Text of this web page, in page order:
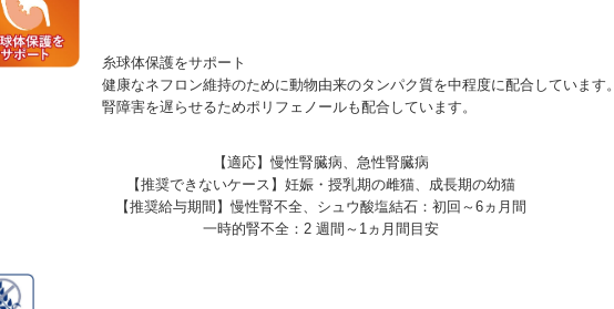
糸球体保護をサポート
健康なネフロン維持のために動物由来のタンパク質を中程度に配合しています。
腎障害を遅らせるためポリフェノールも配合しています。
【適応】 慢性腎臓病、急性腎臓病
【推奨できないケース】 妊娠・授乳期の雌猫、成長期の幼猫
【推奨給与期間】 慢性腎不全、シュウ酸塩結石：初回～6ヵ月間
一時的腎不全：2 週間～1ヵ月間目安